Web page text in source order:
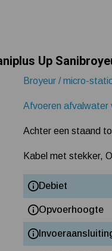
Up
Broyeur / micro-
Afvoeren afvalwater
Achter een staand
Kabel met stekker,
Debiet
Opvoerhoogte